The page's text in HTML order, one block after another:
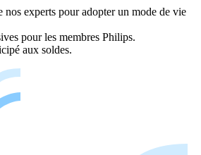
nos experts pour adopter un mode de vie
pour les membres Philips.
aux soldes.